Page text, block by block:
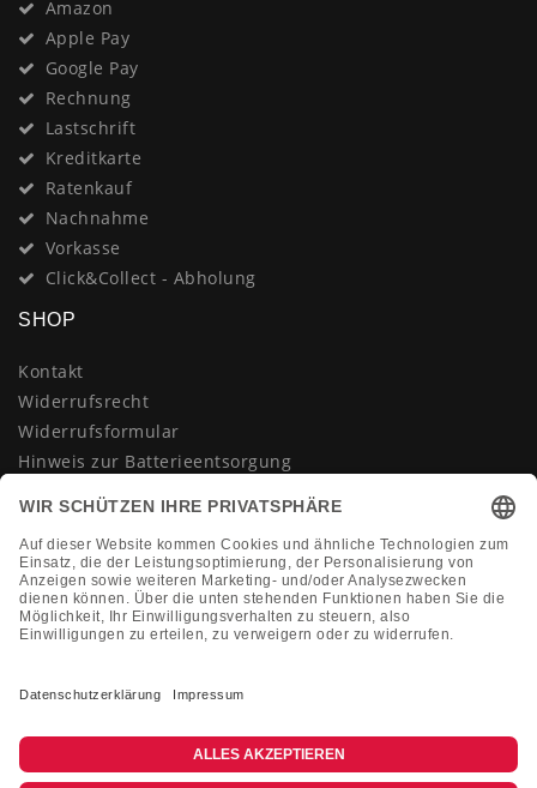
Amazon
Apple Pay
Google Pay
Rechnung
Lastschrift
Kreditkarte
Ratenkauf
Nachnahme
Vorkasse
Click&Collect - Abholung
SHOP
Kontakt
Widerrufsrecht
Widerrufsformular
Hinweis zur Batterieentsorgung
Datenschutzerklärung
Impressum
Vertrag widerrufen
KONTAKT
Montag-Freitag 10:00-18:00 Uhr
+49 (0)2133 210433
shop@dienadel.de